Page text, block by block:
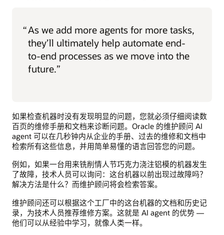
“As we add more agents for more tasks,
they’ll ultimately help automate end-
to-end processes as we move into the
future.”
如果检查机器时没有发现明显的问题，您就必须仔细阅读数
百页的维修手册和文档来诊断问题。Oracle 的维护顾问 AI
agent 可以在几秒钟内从企业的手册、过去的维修和文档中
检索所有这些信息，并用简单易懂的语言回答您的问题。
例如，如果一台用来铣削情人节巧克力浇注铝模的机器发生
了故障，技术人员可以询问：这台机器以前出现过故障吗？
解决方法是什么？而维护顾问将会检索答案。
维护顾问还可以根据这个工厂中的这台机器的文档和历史记
录，为技术人员推荐维修方案。这就是 AI agent 的优势 —
他们可以从经验中学习，就像人类一样。